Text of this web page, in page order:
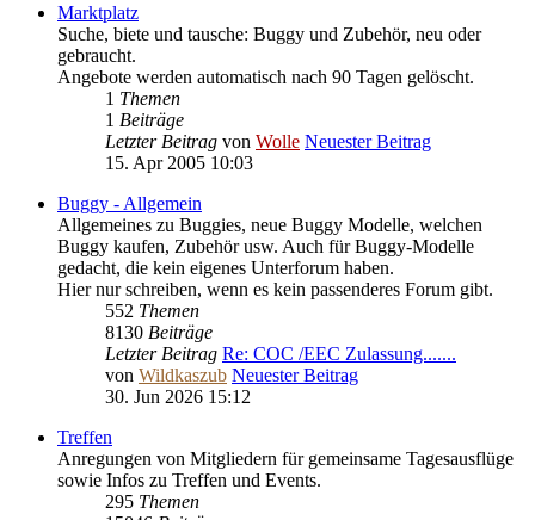
Marktplatz
Suche, biete und tausche: Buggy und Zubehör, neu oder
gebraucht.
Angebote werden automatisch nach 90 Tagen gelöscht.
1 Themen
1 Beiträge
Letzter Beitrag von Wolle Neuester Beitrag
15. Apr 2005 10:03
Buggy - Allgemein
Allgemeines zu Buggies, neue Buggy Modelle, welchen
Buggy kaufen, Zubehör usw. Auch für Buggy-Modelle
gedacht, die kein eigenes Unterforum haben.
Hier nur schreiben, wenn es kein passenderes Forum gibt.
552 Themen
8130 Beiträge
Letzter Beitrag Re: COC /EEC Zulassung.......
von Wildkaszub Neuester Beitrag
30. Jun 2026 15:12
Treffen
Anregungen von Mitgliedern für gemeinsame Tagesausflüge
sowie Infos zu Treffen und Events.
295 Themen